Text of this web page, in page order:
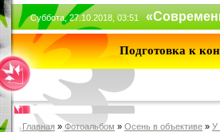
Суббота, 27.10.2018, 03:51
Подготовка к
Главная » Фотоальбом » Осень в объективе » У